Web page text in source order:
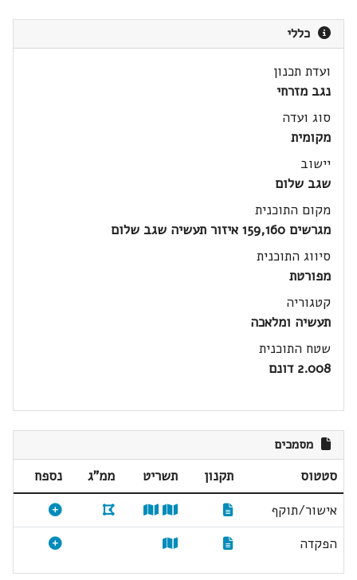
כללי
ועדת תכנון
נגב מזרחי
סוג ועדה
מקומית
יישוב
שגב שלום
מקום התוכנית
מגרשים 159,160 איזור תעשיה שגב שלום
סיווג התוכנית
מפורטת
קטגוריה
תעשיה ומלאכה
שטח התוכנית
2.008 דונם
מסמכים
סטטוס תקנון תשריט ממ"ג
נספח
אישור/תוקף
הפקדה